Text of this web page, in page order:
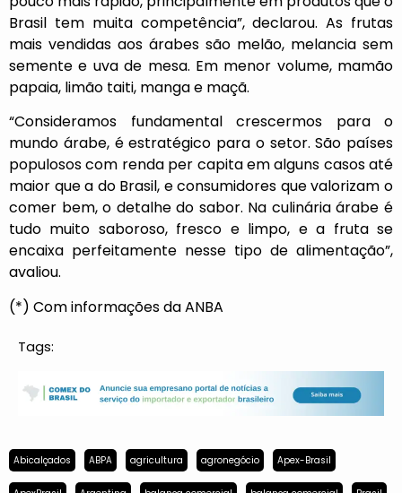
Brasil tem muita competência”, declarou. As frutas
mais vendidas aos árabes são melão, melancia sem
semente e uva de mesa. Em menor volume, mamão
papaia, limão taiti, manga e maçã.
“Consideramos fundamental crescermos para o
mundo árabe, é estratégico para o setor. São países
populosos com renda per capita em alguns casos até
maior que a do Brasil, e consumidores que valorizam o
comer bem, o detalhe do sabor. Na culinária árabe é
tudo muito saboroso, fresco e limpo, e a fruta se
encaixa perfeitamente nesse tipo de alimentação”,
avaliou.
(*) Com informações da ANBA
Tags:
Abicalçados ABPA agricultura agronegócio Apex-Brasil